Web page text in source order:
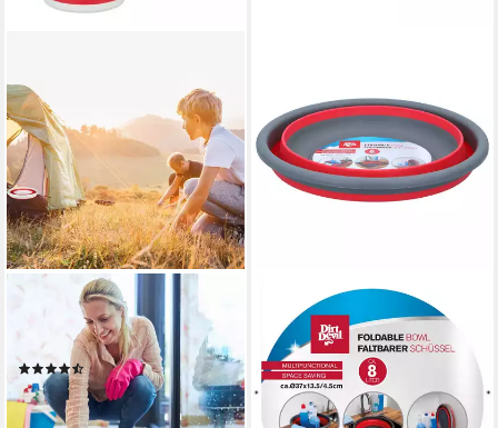
RELAXDAYS
Falteimer Faltbarer Eimer 10
Liter, rot
(21)
13,99 € UVP 29,99 €
-53%
DIRT DEVIL
Putzeimer Dirt Devil Eimer 8L
18,19 €
lieferbar - in 2-3 Werktagen bei dir